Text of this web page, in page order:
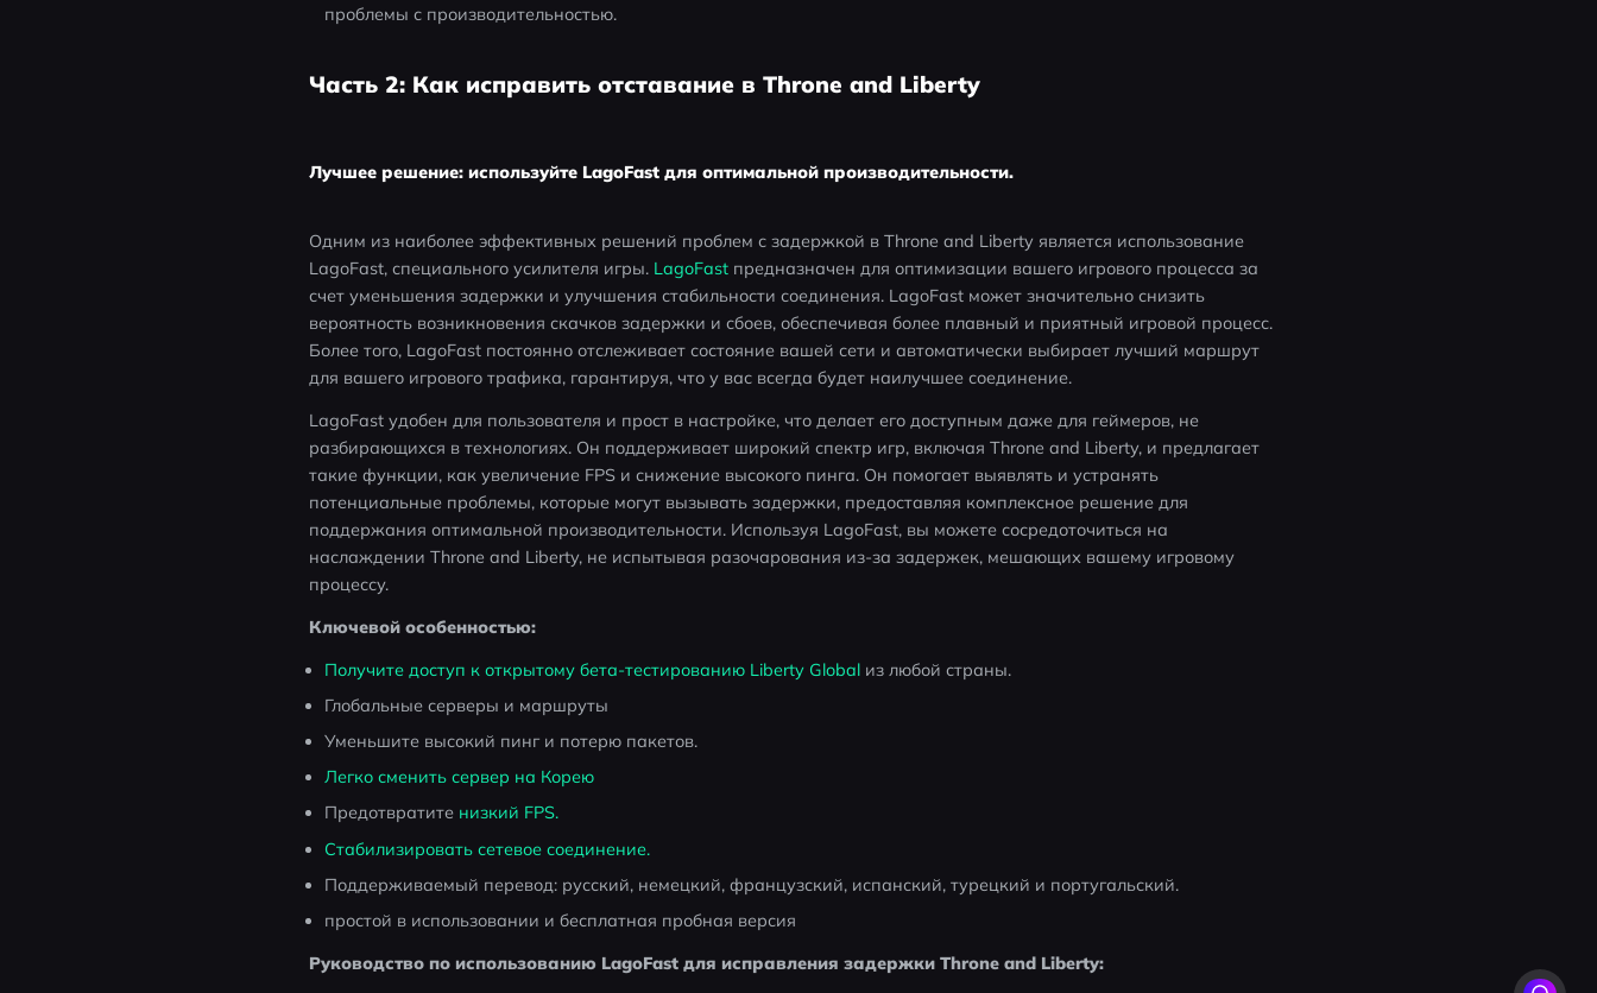
проблемы с производительностью.
Часть 2: Как исправить отставание в Throne and Liberty
Лучшее решение: используйте LagoFast для оптимальной производительности.
Одним из наиболее эффективных решений проблем с задержкой в ​​Throne and Liberty является использование
LagoFast, специального усилителя игры. LagoFast предназначен для оптимизации вашего игрового процесса за
счет уменьшения задержки и улучшения стабильности соединения. LagoFast может значительно снизить
вероятность возникновения скачков задержки и сбоев, обеспечивая более плавный и приятный игровой процесс.
Более того, LagoFast постоянно отслеживает состояние вашей сети и автоматически выбирает лучший маршрут
для вашего игрового трафика, гарантируя, что у вас всегда будет наилучшее соединение.
LagoFast удобен для пользователя и прост в настройке, что делает его доступным даже для геймеров, не
разбирающихся в технологиях. Он поддерживает широкий спектр игр, включая Throne and Liberty, и предлагает
такие функции, как увеличение FPS и снижение высокого пинга. Он помогает выявлять и устранять
потенциальные проблемы, которые могут вызывать задержки, предоставляя комплексное решение для
поддержания оптимальной производительности. Используя LagoFast, вы можете сосредоточиться на
наслаждении Throne and Liberty, не испытывая разочарования из-за задержек, мешающих вашему игровому
процессу.
Ключевой особенностью:
Получите доступ к открытому бета-тестированию Liberty Global из любой страны.
Глобальные серверы и маршруты
Уменьшите высокий пинг и потерю пакетов.
Легко сменить сервер на Корею
Предотвратите низкий FPS.
Стабилизировать сетевое соединение.
Поддерживаемый перевод: русский, немецкий, французский, испанский, турецкий и португальский.
простой в использовании и бесплатная пробная версия
Руководство по использованию LagoFast для исправления задержки Throne and Liberty: